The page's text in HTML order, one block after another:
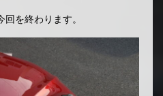
を終わります。